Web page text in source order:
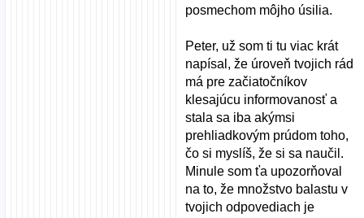
posmechom môjho úsilia.
Peter, už som ti tu viac krát
napísal, že úroveň tvojich rád
má pre začiatočníkov
klesajúcu informovanosť a
stala sa iba akýmsi
prehliadkovým prúdom toho,
čo si myslíš, že si sa naučil.
Minule som ťa upozorňoval
na to, že množstvo balastu v
tvojich odpovediach je